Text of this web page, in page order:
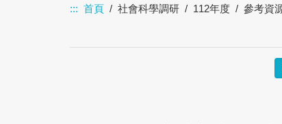
::: 首頁 社會科學調研 112年度 參考資